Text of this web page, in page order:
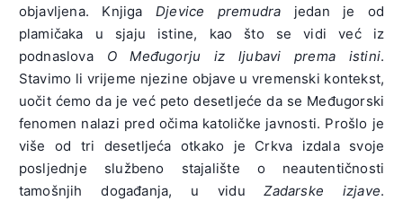
objavljena. Knjiga Djevice premudra jedan je od
plamičaka u sjaju istine, kao što se vidi već iz
podnaslova O Međugorju iz ljubavi prema istini.
Stavimo li vrijeme njezine objave u vremenski kontekst,
uočit ćemo da je već peto desetljeće da se Međugorski
fenomen nalazi pred očima katoličke javnosti. Prošlo je
više od tri desetljeća otkako je Crkva izdala svoje
posljednje službeno stajalište o neautentičnosti
tamošnjih događanja, u viduZadarske izjave.